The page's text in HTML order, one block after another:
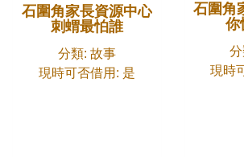
石圍角家長資源中心
刺蝟最怕誰
分類: 故事
現時可否借用: 是
石圍角
你
現時